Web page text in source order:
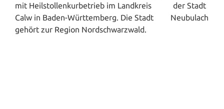
mit Heilstollenkurbetrieb im Landkreis
Calw in Baden-Württemberg. Die Stadt
gehört zur Region Nordschwarzwald.